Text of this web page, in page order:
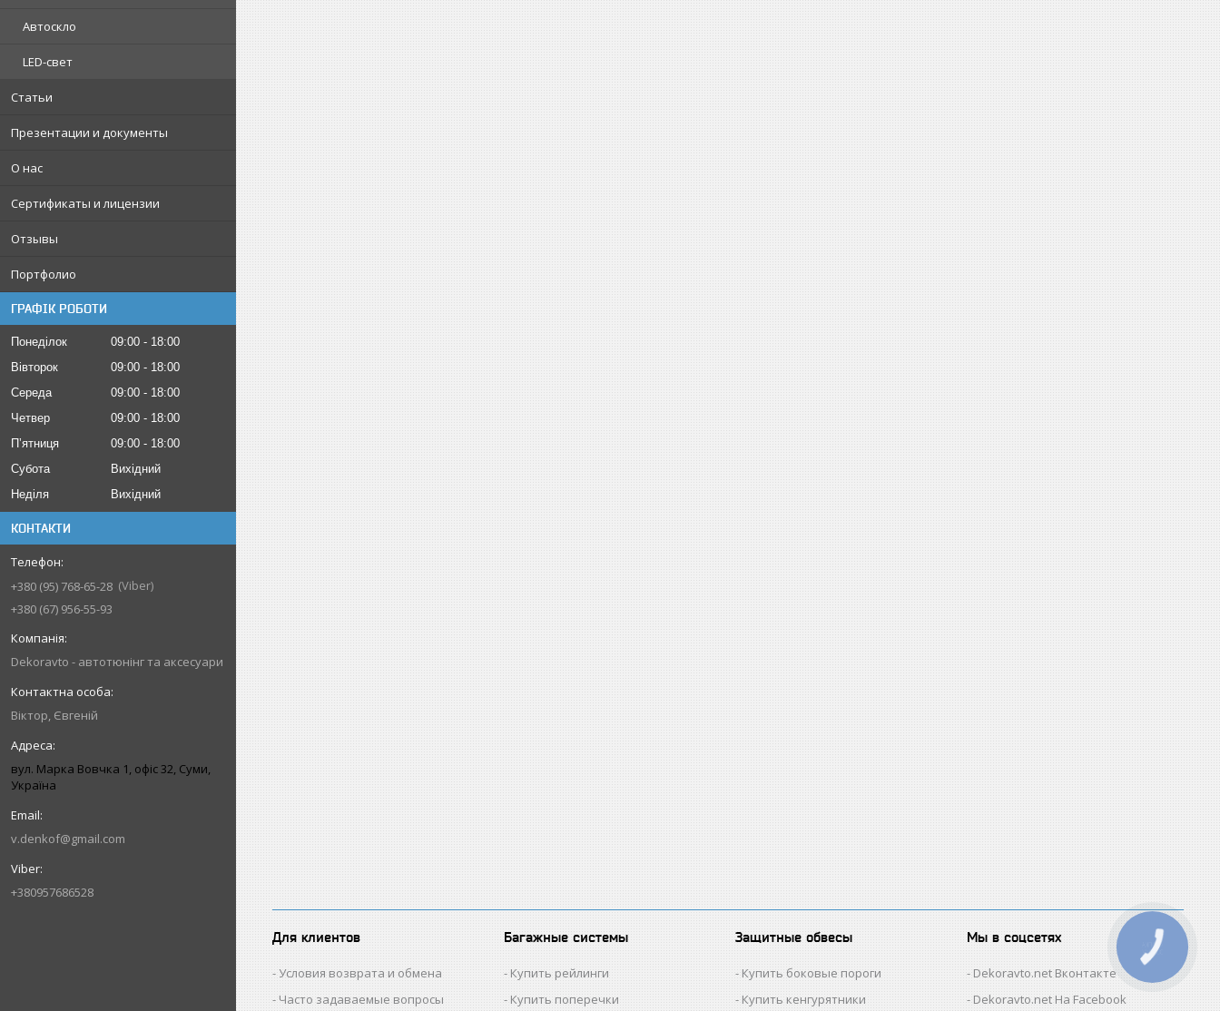
Автоскло
LED-свет
Статьи
Презентации и документы
О нас
Сертификаты и лицензии
Отзывы
Портфолио
ГРАФІК РОБОТИ
Понеділок 09:00
18:00
Вівторок
09:00
18:00
Середа
09:00
18:00
Четвер
09:00
18:00
Пʼятниця
09:00
18:00
Субота
Вихідний
Неділя
Вихідний
КОНТАКТИ
+380 (95) 768-65-28 Viber
+380 (67) 956-55-93
Dekoravto - автотюнінг та аксесуари
Віктор, Євгеній
вул. Марка Вовчка 1, офіс 32, Суми,
Україна
v.denkof@gmail.com
+380957686528
Для клиентов
Условия возврата и обмена
Часто задаваемые вопросы
Багажные системы
Купить рейлинги
Купить поперечки
Защитные обвесы
Купить боковые пороги
Купить кенгурятники
Мы в соцсетях
Dekoravto.net Вконтакте
Dekoravto.net На Facebook
КНОПКА
ЗВ'ЯЗКУ